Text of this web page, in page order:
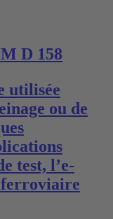
D 158
utilisée
ou de
test, l’e-